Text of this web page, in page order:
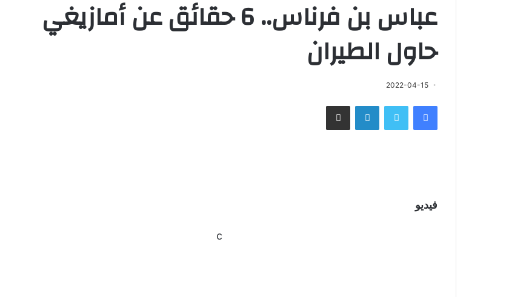
عباس بن فرناس.. 6 حقائق عن أمازيغي
حاول الطيران
2022-04-15
فيسبوك تويتر لينكدإن مشاركة عبر البريد
فيديو
c